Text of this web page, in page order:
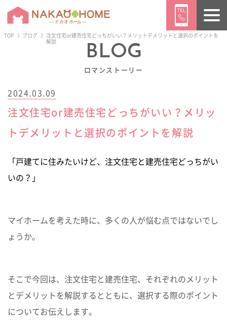
TOP ブログ
注文住宅or建売住宅どっちがいい？メリットデメリットと選択のポイントを
解説
BLOG
ロマンストーリー
2024.03.09
注文住宅or建売住宅どっちがいい？メリッ
トデメリットと選択のポイントを解説
「戸建てに住みたいけど、注文住宅と建売住宅どっちがい
いの？」
マイホームを考えた時に、多くの人が悩む点ではないでし
ょうか。
そこで今回は、注文住宅と建売住宅、それぞれのメリット
とデメリットを解説するとともに、選択する際のポイント
についてお伝えします。
ようこそ ／ ゲスト
ログイン
トップページ 販売物件情報 イベント情報
ニュース
ナカオホームの家づくり
ショールーム & モデルハウス